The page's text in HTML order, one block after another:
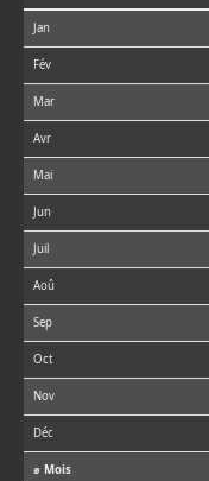
Jan
Fév
Mar
Avr
Mai
Jun
Juil
Aoû
Sep
Oct
Nov
Déc
⌀ Mois